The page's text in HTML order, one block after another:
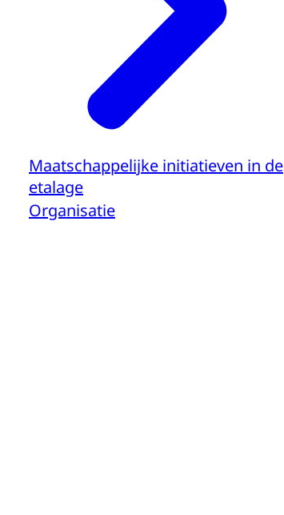
Maatschappelijke initiatieven in de
etalage
Organisatie